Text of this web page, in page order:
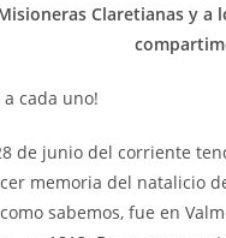
Claretianas y a
cada uno!
de junio del corriente
memoria del natalicio
sabemos, fue en